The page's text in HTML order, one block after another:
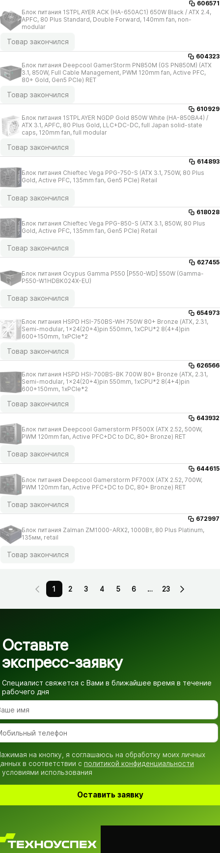
606571
Блок питания 1STPLAYER ACK (HA-650AC1) 650W Black /​ ATX 2.4,
APFC, 80 Plus Standard, Double Forward, 140mm fan, non-
modular
Товар закончился
604323
Блок питания Deepcool GamerStorm PN850M (GS PN850M) (ATX
3.1, 850W, Full Cable Management, PWM 120mm fan, Active PFC,
80+ Gold, Gen5 PCIe) RET
Товар закончился
610929
Блок питания 1STPLAYER NGDP Gold 850W White (HA-850BA4) /​
ATX 3.1, APFC, 80 Plus Gold, LLC+DC-DC, full Japan solid-state
caps, 120mm fan, full modular
Товар закончился
614893
Блок питания Chieftec Vega PPG-750-S (ATX 3.1, 750W, 80 Plus
Gold, Active PFC, 135mm fan, Gen5 PCIe) Retail
Товар закончился
618028
Блок питания Chieftec Vega PPG-850-S (ATX 3.1, 850W, 80 Plus
Gold, Active PFC, 135mm fan, Gen5 PCIe) Retail
Товар закончился
627455
Блок питания Ocypus Gamma P550 [P550-WD] 550W (Gamma-
P550-W1HDBK024X-EU)
Товар закончился
654973
Блок питания HSPD HSI-750BS-WH 750W 80+ Bronze (ATX, 2.31,
Semi-modular, 1x24(20+4)pin 550mm, 1xCPU*2 8(4+4)pin
600+150mm, 1xPCIe*2
Товар закончился
626566
Блок питания HSPD HSI-700BS-BK 700W 80+ Bronze (ATX, 2.31,
Semi-modular, 1x24(20+4)pin 550mm, 1xCPU*2 8(4+4)pin
600+150mm, 1xPCIe*2
Товар закончился
643932
Блок питания Deepcool Gamerstorm PF500X (ATX 2.52, 500W,
PWM 120mm fan, Active PFC+DC to DC, 80+ Bronze) RET
Товар закончился
644615
Блок питания Deepcool Gamerstorm PF700X (ATX 2.52, 700W,
PWM 120mm fan, Active PFC+DC to DC, 80+ Bronze) RET
Товар закончился
672997
Блок питания Zalman ZM1000-ARX2, 1000Вт, 80 Plus Platinum,
135мм, retail
Товар закончился
1 2 3 4 5 6 … 23
Оставьте
экспресс-заявку
Специалист свяжется с Вами в ближайшее время в течение
рабочего дня
на кнопку, я соглашаюсь на обработку моих личных
в соответствии с политикой конфиденциальности
условиями использования
Оставить заявку